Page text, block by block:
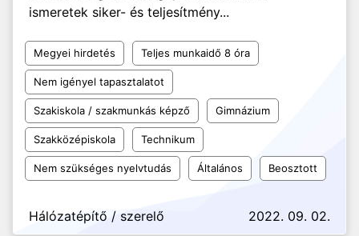
ismeretek siker- és teljesítmény...
Megyei hirdetés Teljes munkaidő 8 óra
Nem igényel tapasztalatot
Szakiskola / szakmunkás képző Gimnázium
Szakközépiskola Technikum
Nem szükséges nyelvtudás Általános Beosztott
Hálózatépítő / szerelő 2022. 09. 02.